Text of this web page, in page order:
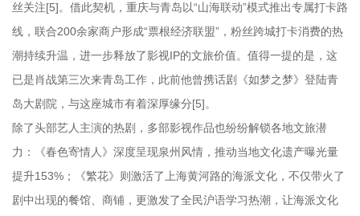
丝关注[5]。借此契机，重庆与青岛以“山海联动”模式推出专属打卡路
线，联合200余家商户形成“票根经济联盟”，粉丝跨城打卡消费的热
潮持续升温，进一步释放了影视IP的文旅价值。值得一提的是，这
已是肖战第三次来青岛工作，此前他曾携话剧《如梦之梦》登陆青
岛大剧院，与这座城市有着深厚缘分[5]。
除了头部艺人主演的热剧，多部影视作品也纷纷解锁各地文旅潜
力：《春色寄情人》深度呈现泉州风情，推动当地文化遗产曝光量
提升153%；《繁花》则激活了上海黄河路的海派文化，不仅带火了
剧中出现的餐馆、商铺，更激发了全民沪语学习热潮，让海派文化